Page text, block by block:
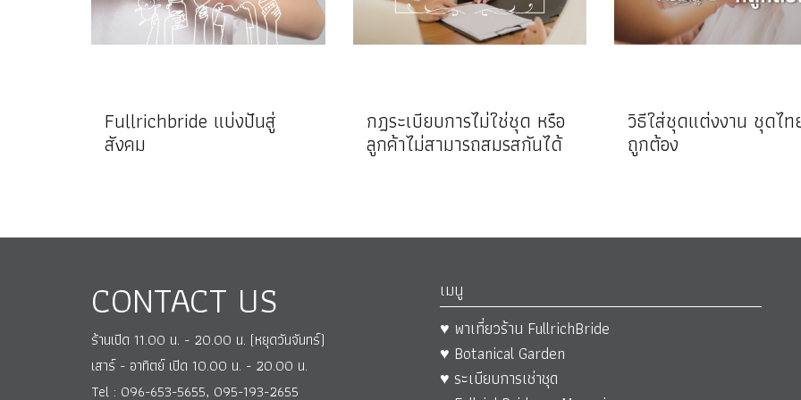
Fullrichbride แบ่งปันสู่
สังคม
กฎระเบียบการไม่ใช่ชุด หรือ
ลูกค้าไม่สามารถสมรสกันได้
วิธีใส่ชุดแต่งงาน ชุดไ
ถูกต้อง
CONTACT US
ร้านเปิด 11.00 น. - 20.00 น. (หยุดวันจันทร์)
เสาร์ - อาทิตย์ เปิด 10.00 น. - 20.00 น.
Tel : 096-653-5655, 095-193-2655
เมนู
♥ พาเที่ยวร้าน FullrichBride
♥ Botanical Garden
♥ ระเบียบการเช่าชุด